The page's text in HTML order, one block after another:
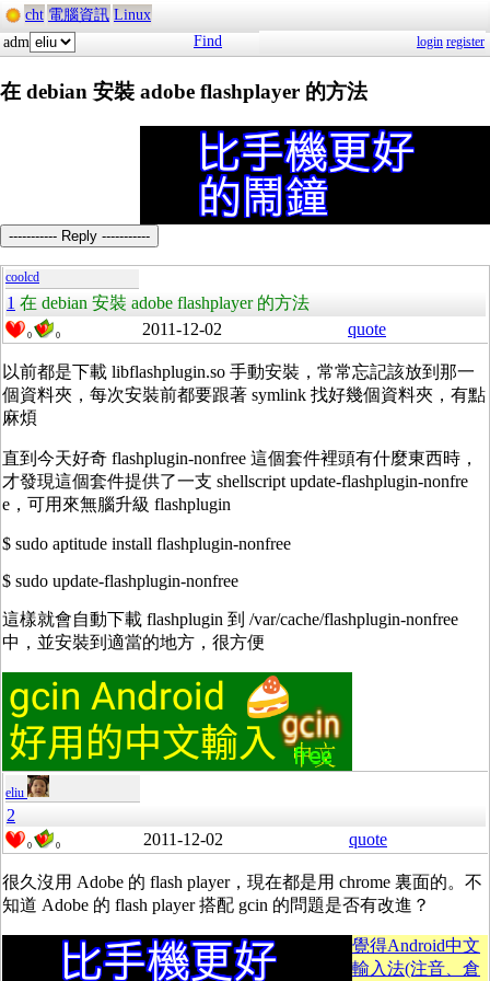
cht 電腦資訊 Linux
adm
Find login register
在 debian 安裝 adobe flashplayer 的方法
----------- Reply -----------
coolcd
1 在 debian 安裝 adobe flashplayer 的方法
0 0 2011-12-02 quote
以前都是下載 libflashplugin.so 手動安裝，常常忘記該放到那一
個資料夾，每次安裝前都要跟著 symlink 找好幾個資料夾，有點
麻煩
直到今天好奇 flashplugin-nonfree 這個套件裡頭有什麼東西時，
才發現這個套件提供了一支 shellscript update-flashplugin-nonfre
e，可用來無腦升級 flashplugin
$ sudo aptitude install flashplugin-nonfree
$ sudo update-flashplugin-nonfree
這樣就會自動下載 flashplugin 到 /var/cache/flashplugin-nonfree
中，並安裝到適當的地方，很方便
eliu
2
0 0 2011-12-02 quote
很久沒用 Adobe 的 flash player，現在都是用 chrome 裏面的。不
知道 Adobe 的 flash player 搭配 gcin 的問題是否有改進？
覺得Android中文
輸入法(注音、倉